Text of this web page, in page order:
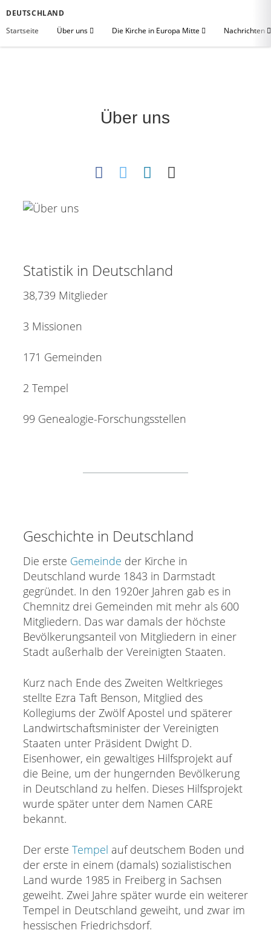
DEUTSCHLAND
Startseite
Über uns Die Kirche in Europa Mitte Nachrichten
Über uns
Statistik in Deutschland
38,739 Mitglieder
3 Missionen
171 Gemeinden
2 Tempel
99 Genealogie-Forschungsstellen
Geschichte in Deutschland
Die erste Gemeinde der Kirche in
Deutschland wurde 1843 in Darmstadt
gegründet. In den 1920er Jahren gab es in
Chemnitz drei Gemeinden mit mehr als 600
Mitgliedern. Das war damals der höchste
Bevölkerungsanteil von Mitgliedern in einer
Stadt außerhalb der Vereinigten Staaten.
Kurz nach Ende des Zweiten Weltkrieges
stellte Ezra Taft Benson, Mitglied des
Kollegiums der Zwölf Apostel und späterer
Landwirtschaftsminister der Vereinigten
Staaten unter Präsident Dwight D.
Eisenhower, ein gewaltiges Hilfsprojekt auf
die Beine, um der hungernden Bevölkerung
in Deutschland zu helfen. Dieses Hilfsprojekt
wurde später unter dem Namen CARE
bekannt.
Der erste Tempel auf deutschem Boden und
der erste in einem (damals) sozialistischen
Land wurde 1985 in Freiberg in Sachsen
geweiht. Zwei Jahre später wurde ein weiterer
Tempel in Deutschland geweiht, und zwar im
hessischen Friedrichsdorf.